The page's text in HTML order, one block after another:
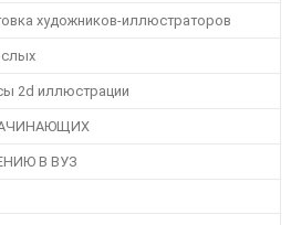
художников-иллюстраторов
2d иллюстрации
В ВУЗ